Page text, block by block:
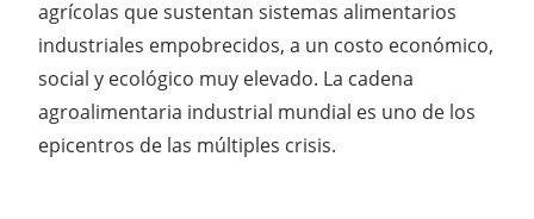
agrícolas que sustentan sistemas alimentarios
industriales empobrecidos, a un costo económico,
social y ecológico muy elevado. La cadena
agroalimentaria industrial mundial es uno de los
epicentros de las múltiples crisis.